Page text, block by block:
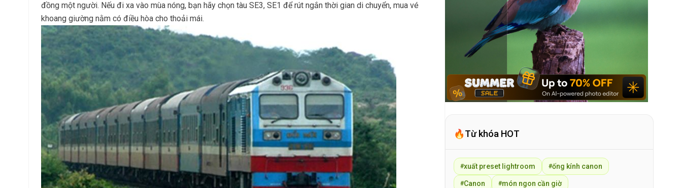
đồng một người. Nếu đi xa vào mùa nóng, bạn hãy chọn tàu SE3, SE1 để rút ngắn thời gian di chuyển, mua vé
khoang giường nằm có điều hòa cho thoải mái.
🔥Từ khóa HOT
#xuất preset lightroom #ống kính canon
#Canon #món ngon cần giờ